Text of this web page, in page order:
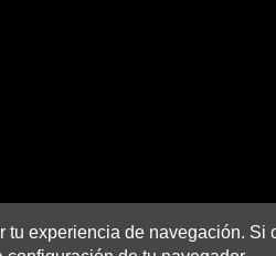
tu experiencia de navegación.